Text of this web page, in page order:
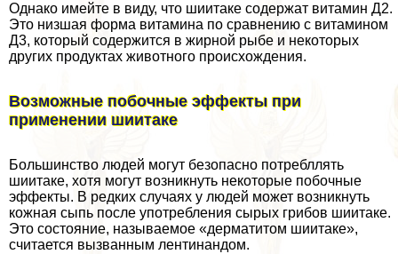
Однако имейте в виду, что шиитаке содержат витамин Д2.
Это низшая форма витамина по сравнению с витамином
Д3, который содержится в жирной рыбе и некоторых
других продуктах животного происхождения.
Возможные побочные эффекты при
применении шиитаке
Большинство людей могут безопасно потрeбллять
шиитаке, хотя могут возникнуть некоторые побочные
эффекты. В редких случаях у людей может возникнуть
кожная сыпь после употрeбления сырых грибов шиитаке.
Это состояние, называемое «дерматитом шиитаке»,
считается вызванным лентинандом.